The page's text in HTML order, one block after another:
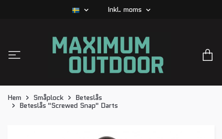
Inkl. moms
Hem Småplock
Beteslås
Beteslås "Screwed Snap" Darts